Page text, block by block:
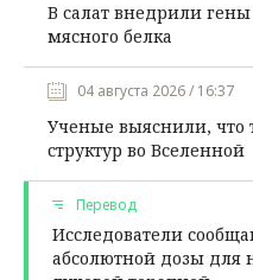
В салат внедрили
мясного белка
04 августа 2026 / 16:37
Ученые выяснили, что
структур во Вселенной
Перевод
Исследователи
абсолютной дозы для